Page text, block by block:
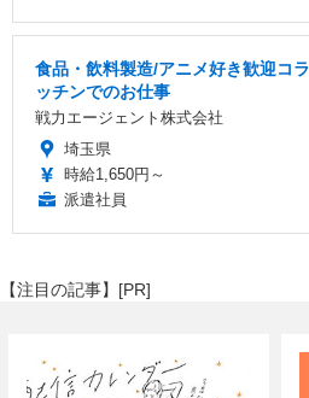
食品・飲料製造/アニメ好き歓迎コ
ッチンでのお仕事
戦力エージェント株式会社
埼玉県
時給1,650円～
派遣社員
【注目の記事】[PR]